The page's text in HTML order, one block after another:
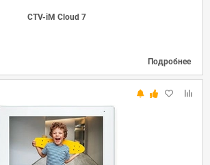
CTV-iM Cloud 7
Подробнее